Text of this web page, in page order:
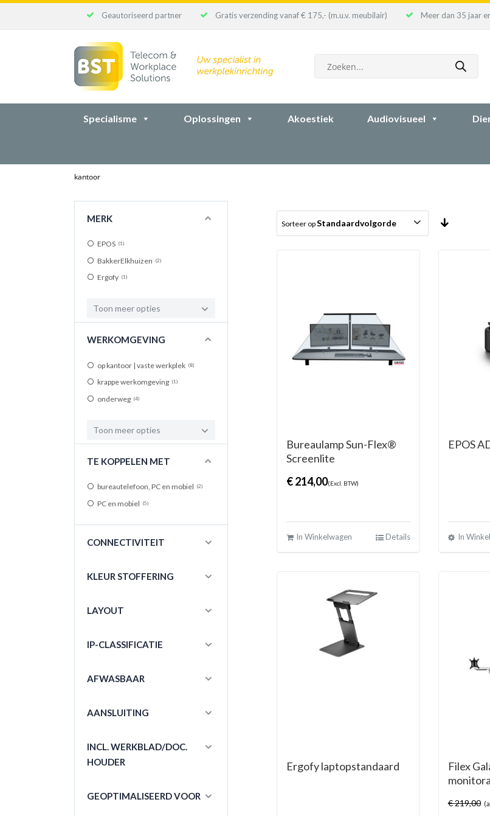
Geautoriseerd partner Gratis verzending vanaf € 175,- (m.u.v. meubilair) Meer dan 35 jaar
zoeken
Specialisme Oplossingen Akoestiek Audiovisueel
kantoor
Sorteer opStandaardvolgorde
Bureaulamp Sun-Flex®
Screenlite
€214,00(Excl. BTW)
In Winkelwagen Details
EPOS
In
Ergofy laptopstandaard
Filex
€219,00
MERK
EPOS 1
BakkerElkhuizen 2
Ergofy 1
Toon meer opties
WERKOMGEVING
op kantoor | vaste werkplek 8
krappe werkomgeving 1
onderweg 4
Toon meer opties
TE KOPPELEN MET
bureautelefoon, PC en mobiel 2
PC en mobiel 5
CONNECTIVITEIT
KLEUR STOFFERING
LAYOUT
IP-CLASSIFICATIE
AFWASBAAR
AANSLUITING
INCL. WERKBLAD/DOC.
HOUDER
GEOPTIMALISEERD VOOR